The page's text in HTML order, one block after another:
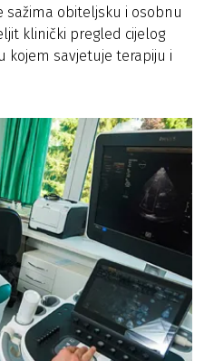
obiteljsku i osobnu
klinički pregled cijelog
kojem savjetuje terapiju i